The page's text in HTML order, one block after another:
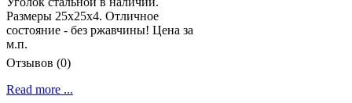
Размеры 25х25х4. Отличное
состояние - без ржавчины! Цена за
м.п.
Отзывов (0)
Read more ...